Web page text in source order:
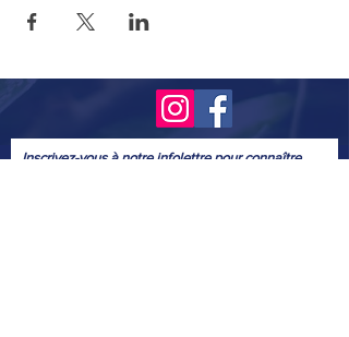
Inscrivez-vous à notre infolettre pour connaître